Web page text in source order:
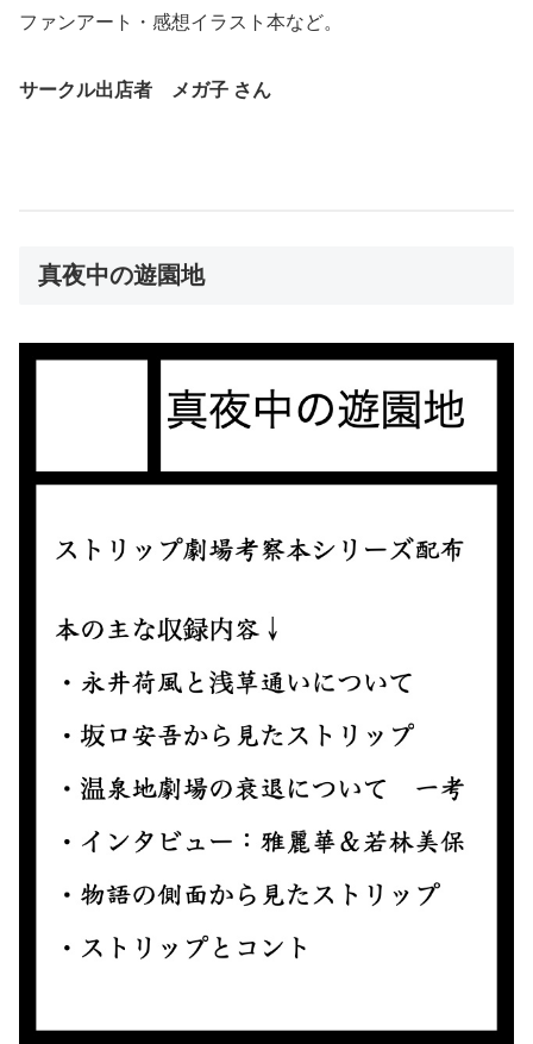
ファンアート・感想イラスト本など。
サークル出店者 メガ子 さん
真夜中の遊園地